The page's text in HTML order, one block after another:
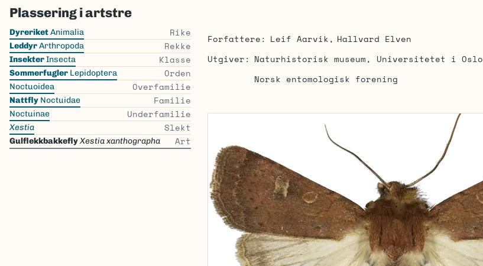
Plassering i artstre
Skip
the
list
DyreriketAnimalia Rike
LeddyrArthropoda Rekke
InsekterInsecta Klasse
Sommerfugler Lepidoptera Orden
Noctuoidea Overfamilie
Nattfly Noctuidae Familie
Noctuinae Underfamilie
Xestia Slekt
GulflekkbakkeflyXestia xanthographa Art
Forfattere Leif Aarvik
Hallvard Elven
Utgiver
Naturhistorisk museum, Universitetet i Oslo
Norsk entomologisk forening